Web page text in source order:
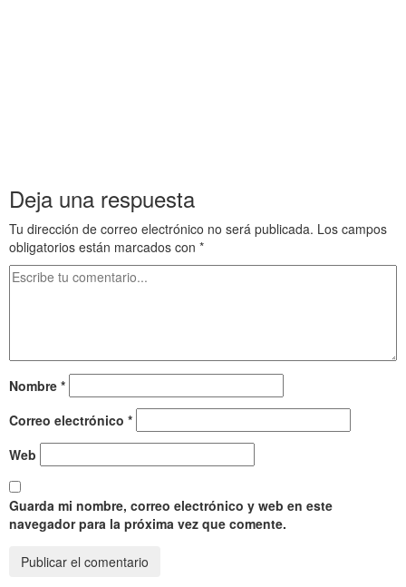
Deja una respuesta
Tu dirección de correo electrónico no será publicada. Los campos
obligatorios están marcados con *
Nombre *
Correo electrónico *
Web
Guarda mi nombre, correo electrónico y web en este
navegador para la próxima vez que comente.